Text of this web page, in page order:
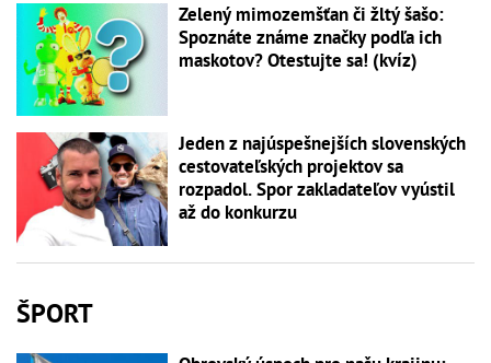
Zelený mimozemšťan či žltý šašo:
Spoznáte známe značky podľa ich
maskotov? Otestujte sa! (kvíz)
Jeden z najúspešnejších slovenských
cestovateľských projektov sa
rozpadol. Spor zakladateľov vyústil
až do konkurzu
ŠPORT